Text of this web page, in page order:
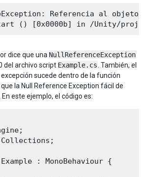
Referencia al
dice que una NullReferenceException
del archivo script Example.cs . También, el
sucede dentro de la función
que la Null Reference Exception fácil de
este ejemplo, el código es:
: MonoBehaviour {